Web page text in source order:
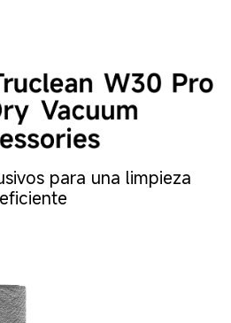
para una limpieza
eficiente